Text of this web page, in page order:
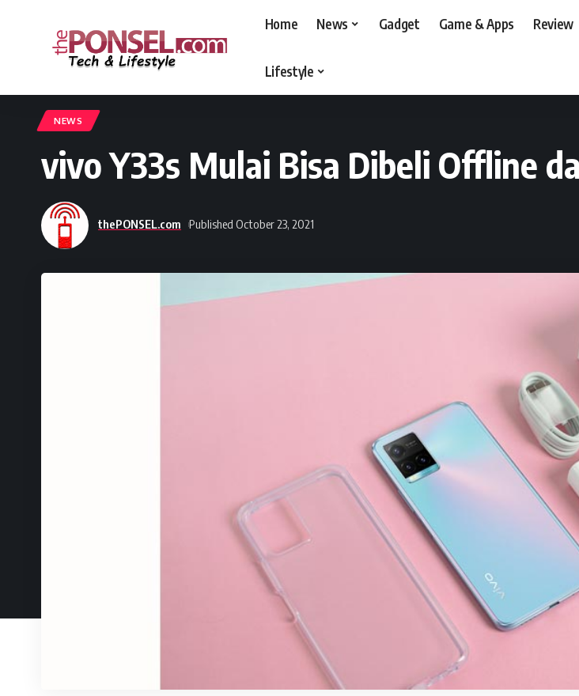
Home News Gadget Game & Apps Review
Lifestyle
NEWS
vivo Y33s Mulai Bisa Dibeli Offline
thePONSEL.com Published October 23, 2021